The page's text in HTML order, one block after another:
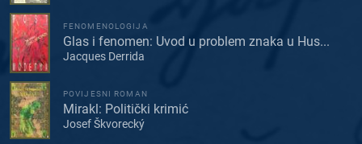
FENOMENOLOGIJA
Glas i fenomen: Uvod u problem znaka u Hus...
Jacques Derrida
POVIJESNI ROMAN
Mirakl: Politički krimić
Josef Škvorecký